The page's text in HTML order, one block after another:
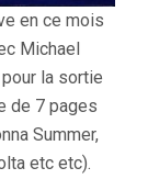
en ce mois
Michael
la sortie
de 7 pages
Summer,
etc etc).